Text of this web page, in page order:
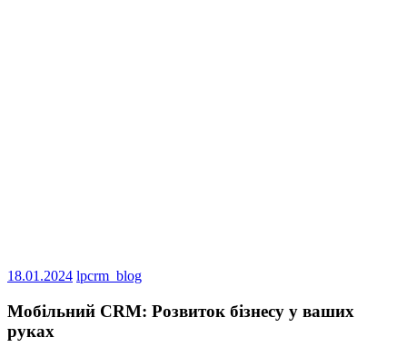
18.01.2024 lpcrm_blog
Мобільний CRM: Розвиток бізнесу у ваших
руках